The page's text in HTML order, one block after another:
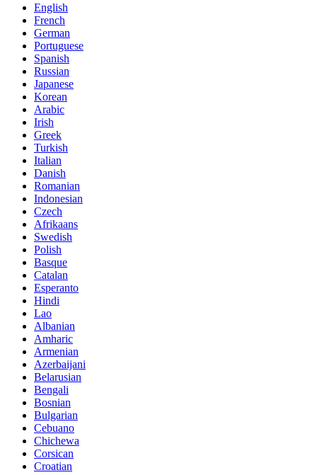
English
French
German
Portuguese
Spanish
Russian
Japanese
Korean
Arabic
Irish
Greek
Turkish
Italian
Danish
Romanian
Indonesian
Czech
Afrikaans
Swedish
Polish
Basque
Catalan
Esperanto
Hindi
Lao
Albanian
Amharic
Armenian
Azerbaijani
Belarusian
Bengali
Bosnian
Bulgarian
Cebuano
Chichewa
Corsican
Croatian